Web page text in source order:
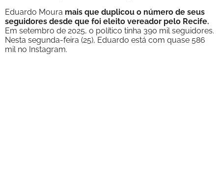
Eduardo Moura mais que duplicou o número de seus
seguidores desde que foi eleito vereador pelo Recife.
Em setembro de 2025, o político tinha 390 mil seguidores.
Nesta segunda-feira (25), Eduardo está com quase 586
mil no Instagram.